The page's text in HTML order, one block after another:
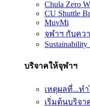
Chula Zero
CU Shuttle
MuvMi
จุฬาฯ กับคว
Sustainability
บริจาคให้จุฬาฯ
เหตุผลที่...ท
เริ่มต้นบริจา